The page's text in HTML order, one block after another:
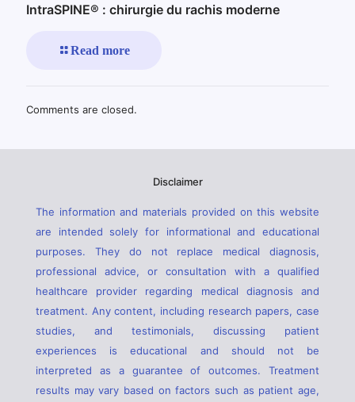
IntraSPINE® : chirurgie du rachis moderne
Read more
Comments are closed.
Disclaimer
The information and materials provided on this website
are intended solely for informational and educational
purposes. They do not replace medical diagnosis,
professional advice, or consultation with a qualified
healthcare provider regarding medical diagnosis and
treatment. Any content, including research papers, case
studies, and testimonials, discussing patient
experiences is educational and should not be
interpreted as a guarantee of outcomes. Treatment
results may vary based on factors such as patient age,